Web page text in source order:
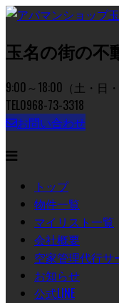
玉名の街の不
9:00～18:00（土・日
TEL0968-73-3318
お問い合わせ
トップ
物件一覧
マイリスト一覧
会社概要
空家管理代行サ
お知らせ
公式LINE